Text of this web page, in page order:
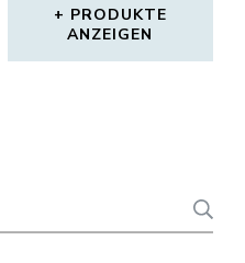
BIS
PRODUKTE
ANZEIGEN